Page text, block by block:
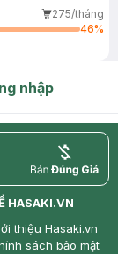
275/tháng
46%
nhập
price
HASAKI.VN
thiệu Hasaki.vn
sách bảo mật